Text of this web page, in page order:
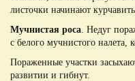
листочки начинают
Мучнистая роса . Недуг
с белого мучнистого налета,
Пораженные участки
развитии и гибнут.